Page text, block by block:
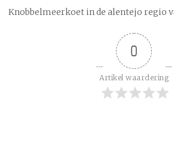
Knobbelmeerkoet in de alentejo regio
0
Artikel waardering